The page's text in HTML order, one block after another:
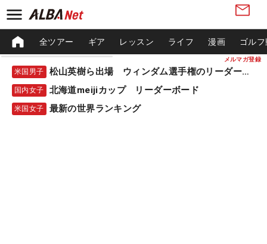
メルマガ登録
全ツアー ギア レッスン ライフ 漫画 ゴル
米国男子 松山英樹ら出場 ウィンダム選手権のリーダーボード
国内女子 北海道meijiカップ リーダーボード
米国女子 最新の世界ランキング